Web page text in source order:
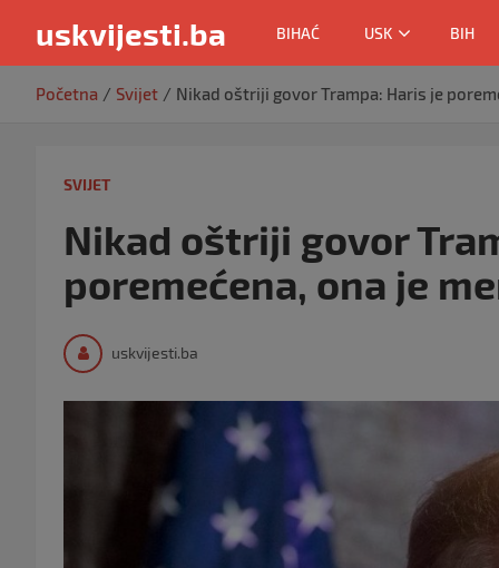
uskvijesti.ba BIHAĆ USK BIH
Početna Svijet Nikad oštriji govor Trampa: Haris je
SVIJET
Nikad oštriji govor
poremećena, ona je
uskvijesti.ba